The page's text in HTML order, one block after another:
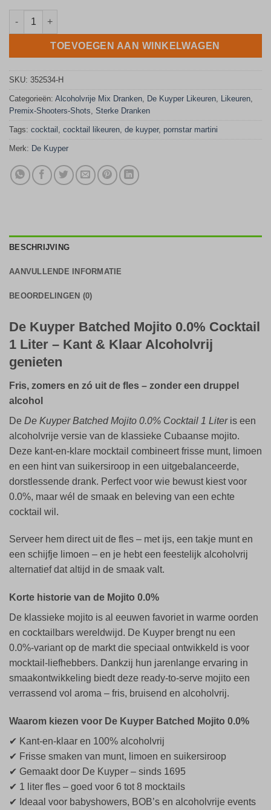
De Kuyper Batched Mojito 0.0% Cocktail 1 liter - Kant & Klaar
TOEVOEGEN AAN WINKELWAGEN
SKU: 352534-H
Categorieën: Alcoholvrije Mix Dranken De Kuyper Likeuren Likeuren
Premix-Shooters-Shots Sterke Dranken
Tags: cocktail cocktail likeuren de kuyper, pornstar martini
Merk: De Kuyper
BESCHRIJVING
AANVULLENDE INFORMATIE
BEOORDELINGEN (0)
De Kuyper Batched Mojito 0.0% Cocktail
1 Liter – Kant & Klaar Alcoholvrij
genieten
Fris, zomers en zó uit de fles – zonder een druppel
alcohol
De De Kuyper Batched Mojito 0.0% Cocktail 1 Literis een
alcoholvrije versie van de klassieke Cubaanse mojito.
Deze kant-en-klare mocktail combineert frisse munt, limoen
en een hint van suikersiroop in een uitgebalanceerde,
dorstlessende drank. Perfect voor wie bewust kiest voor
0.0%, maar wél de smaak en beleving van een echte
cocktail wil.
Serveer hem direct uit de fles – met ijs, een takje munt en
een schijfje limoen – en je hebt een feestelijk alcoholvrij
alternatief dat altijd in de smaak valt.
Korte historie van de Mojito 0.0%
De klassieke mojito is al eeuwen favoriet in warme oorden
en cocktailbars wereldwijd. De Kuyper brengt nu een
0.0%-variant op de markt die speciaal ontwikkeld is voor
mocktail-liefhebbers. Dankzij hun jarenlange ervaring in
smaakontwikkeling biedt deze ready-to-serve mojito een
verrassend vol aroma – fris, bruisend en alcoholvrij.
Waarom kiezen voor De Kuyper Batched Mojito 0.0%
✔ Kant-en-klaar en 100% alcoholvrij
✔ Frisse smaken van munt, limoen en suikersiroop
✔ Gemaakt door De Kuyper – sinds 1695
✔ 1 liter fles – goed voor 6 tot 8 mocktails
✔ Ideaal voor babyshowers, BOB’s en alcoholvrije events